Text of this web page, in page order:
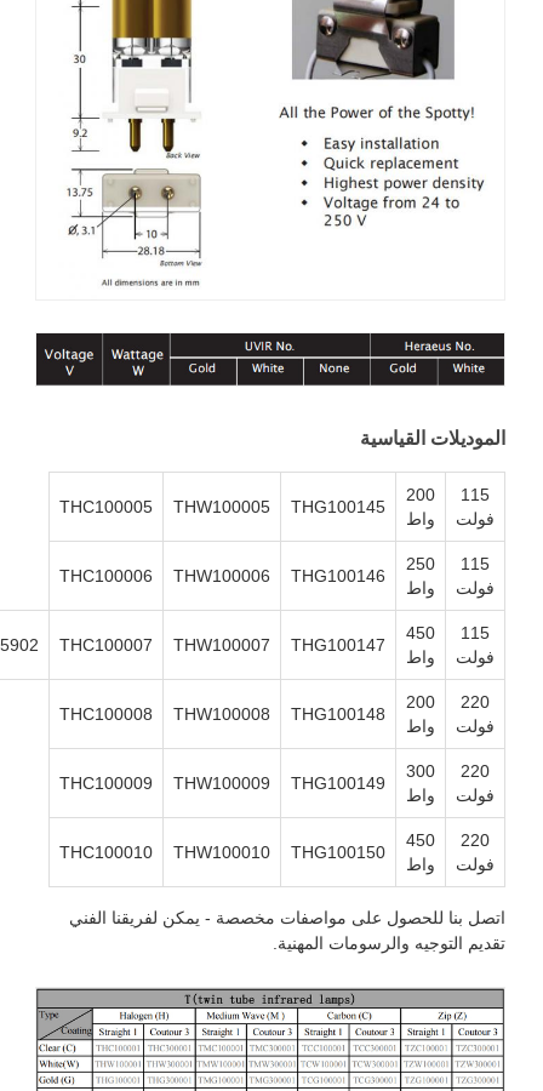
القياسية
200
واط
THG100145
THW100005
THC100005
250
واط
THG100146
THW100006
THC100006
450
واط
THG100147
THW100007
THC100007
80045902
200
واط
THG100148
THW100008
THC100008
300
واط
THG100149
THW100009
THC100009
450
واط
THG100150
THW100010
THC100010
بنا للحصول على مواصفات مخصصة - يمكن لفريقنا الفني
التوجيه والرسومات المهنية.